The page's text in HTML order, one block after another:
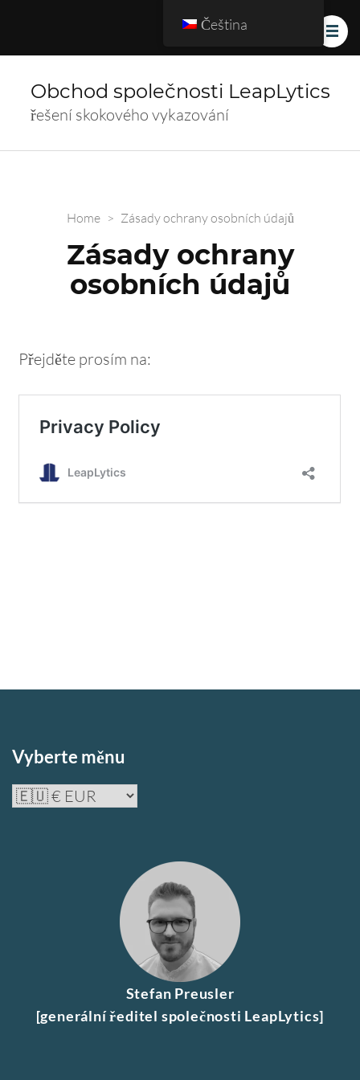
Obchod společnosti LeapLytics
řešení skokového vykazování
Home > Zásady ochrany osobních údajů
Zásady ochrany
osobních údajů
Přejděte prosím na:
Vyberte měnu
Stefan Preusler
[generální ředitel společnosti LeapLytics]
Čeština